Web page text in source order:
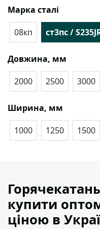
Марка сталі
08кп
ст3пс /
Довжина, мм
2000
2500 3000
Ширина, мм
1000
1250 1500
купити
ціною в